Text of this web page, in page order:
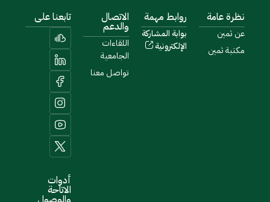
نظرة عامة
عن ثمين
مكتبة ثمين
روابط مهمة
بوابة المشاركة
الإلكترونية
الاتصال
والدعم
اللقاءات
الجامعية
تواصل معنا
تابعنا على
أدوات
الاتاحة